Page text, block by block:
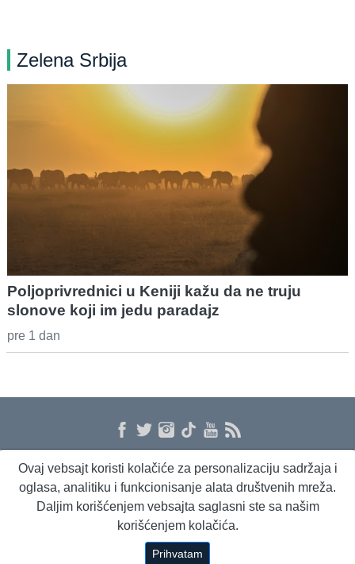
Zelena Srbija
Poljoprivrednici u Keniji kažu da ne truju
slonove koji im jedu paradajz
pre 1 dan
O nama Proizvodi i usluge Politika privatnosti Kontakt RSS
Dnevni evropski servis
Ovaj vebsajt koristi kolačiće za personalizaciju sadržaja i
oglasa, analitiku i funkcionisanje alata društvenih mreža.
Daljim korišćenjem vebsajta saglasni ste sa našim
korišćenjem kolačića.
Prihvatam